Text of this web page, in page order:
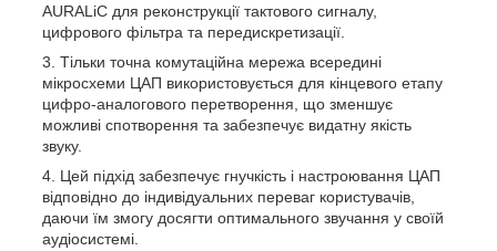
AURALiC для реконструкції тактового сигналу,
цифрового фільтра та передискретизації.
Тільки точна комутаційна мережа всередині
мікросхеми ЦАП використовується для кінцевого етапу
цифро-аналогового перетворення, що зменшує
можливі спотворення та забезпечує видатну якість
звуку.
Цей підхід забезпечує гнучкість і настроювання ЦАП
відповідно до індивідуальних переваг користувачів,
даючи їм змогу досягти оптимального звучання у своїй
аудіосистемі.